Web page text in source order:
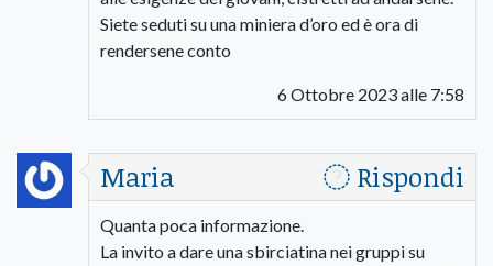
Siete seduti su una miniera d’oro ed è ora di
rendersene conto
6 Ottobre 2023 alle 7:58
Maria Rispondi
Quanta poca informazione.
La invito a dare una sbirciatina nei gruppi su